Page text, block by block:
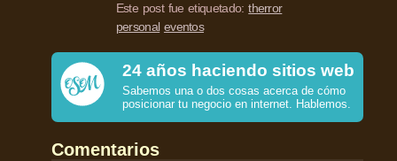
Este post fue etiquetado:therror
personal eventos
24 años haciendo sitios web
Sabemos una o dos cosas acerca de cómo
posicionar tu negocio en internet. Hablemos.
Comentarios